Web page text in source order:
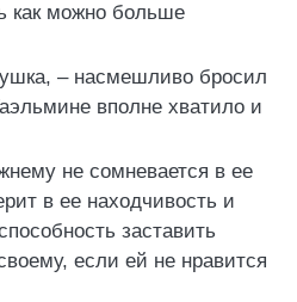
как можно больше
– насмешливо бросил
вполне хватило и
не сомневается в ее
в ее находчивость и
заставить
если ей не нравится